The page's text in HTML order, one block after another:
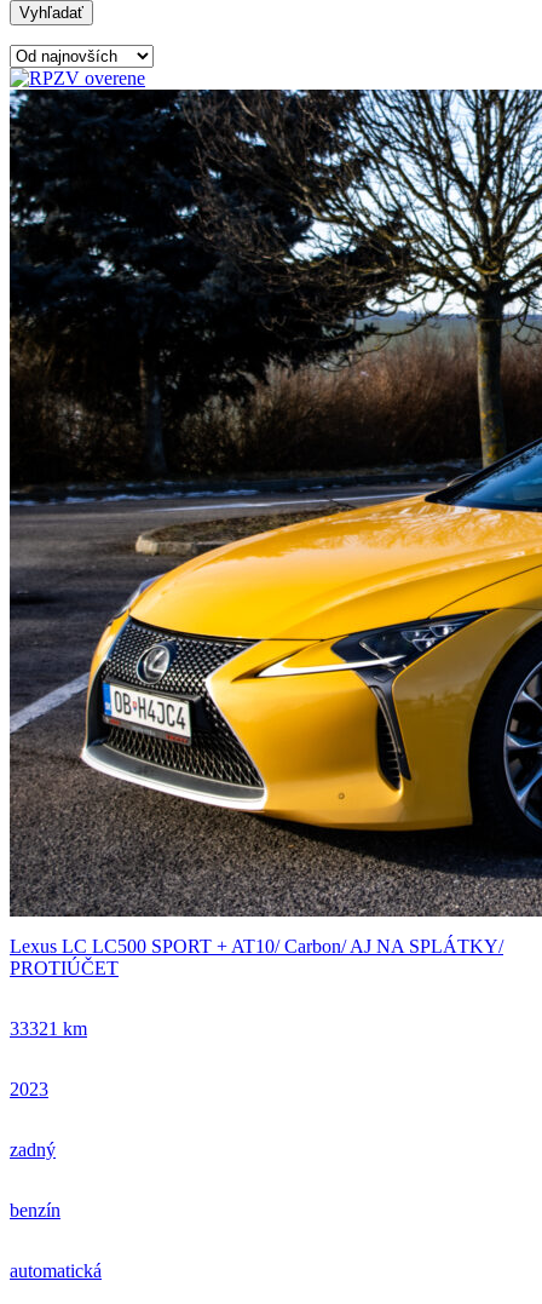
Vyhľadať
Lexus LC LC500 SPORT + AT10/ Carbon/ AJ NA SPLÁTKY/
PROTIÚČET
33321 km
2023
zadný
benzín
automatická